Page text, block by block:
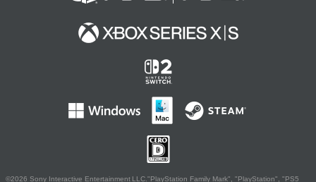
©2026 Sony Interactive Entertainment LLC."PlayStation Family Mark", "PlayStation", "PS5